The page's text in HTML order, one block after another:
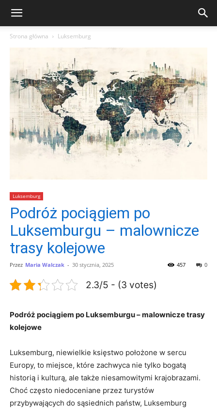
Strona główna Luksemburg
Luksemburg
Podróż pociągiem po
Luksemburgu – malownicze
trasy kolejowe
Przez Maria Walczak - 30 stycznia, 2025 0
457
2.3/5 - (3 votes)
Podróż pociągiem po⁣ Luksemburgu – malownicze trasy
kolejowe
Luksemburg, niewielkie księstwo położone w ⁣sercu
Europy, to miejsce, które zachwyca ‍nie tylko bogatą
historią i kulturą, ale także niesamowitymi⁣ krajobrazami.
‍Choć często niedoceniane przez turystów
przybywających ⁣do sąsiednich państw, Luksemburg